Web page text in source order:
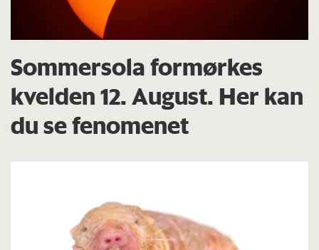
Sommersola formørkes
kvelden 12. August. Her kan
du se fenomenet